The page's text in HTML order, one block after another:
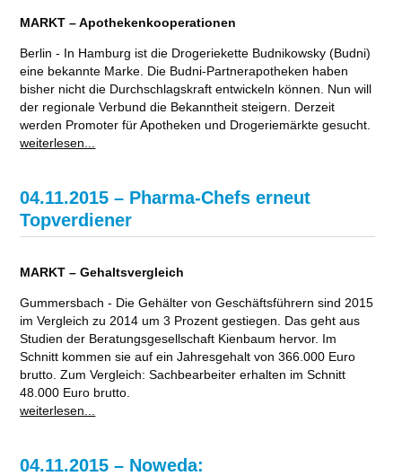
MARKT – Apothekenkooperationen
Berlin - In Hamburg ist die Drogeriekette Budnikowsky (Budni)
eine bekannte Marke. Die Budni-Partnerapotheken haben
bisher nicht die Durchschlagskraft entwickeln können. Nun will
der regionale Verbund die Bekanntheit steigern. Derzeit
werden Promoter für Apotheken und Drogeriemärkte gesucht.
weiterlesen...
04.11.2015 – Pharma-Chefs erneut
Topverdiener
MARKT – Gehaltsvergleich
Gummersbach - Die Gehälter von Geschäftsführern sind 2015
im Vergleich zu 2014 um 3 Prozent gestiegen. Das geht aus
Studien der Beratungsgesellschaft Kienbaum hervor. Im
Schnitt kommen sie auf ein Jahresgehalt von 366.000 Euro
brutto. Zum Vergleich: Sachbearbeiter erhalten im Schnitt
48.000 Euro brutto.
weiterlesen...
04.11.2015 – Noweda: